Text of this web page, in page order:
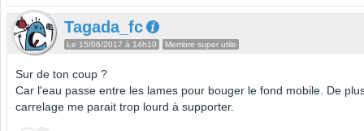
Tagada_fc
Le 15/06/2017 à 14h10 Membre super utile
Sur de ton coup ?
Car l'eau passe entre les lames pour bouger le fond mobile. De
carrelage me parait trop lourd à supporter.